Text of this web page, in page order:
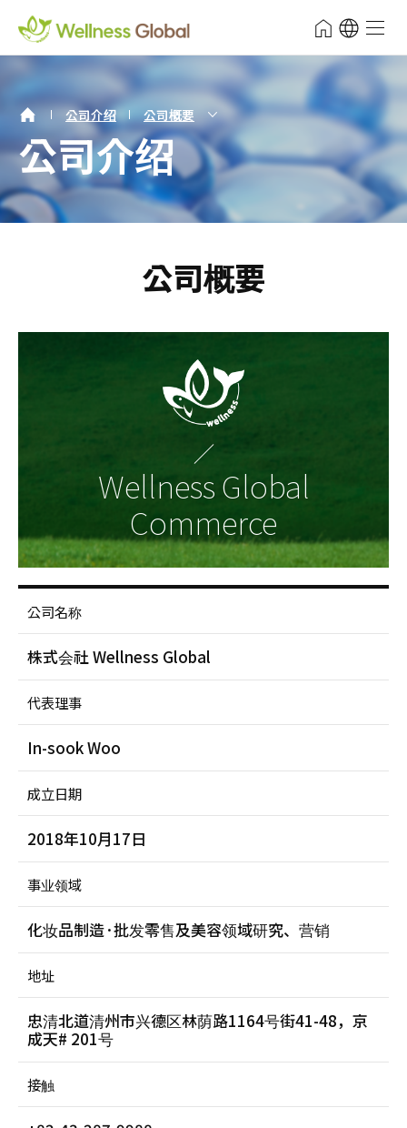
본문 바로가기
주메뉴 바로가기
보조메뉴 바로가기
푸터 바로가기
Wellness Global 전체
서브비주얼 내용시작
보조메뉴公司介绍 公司概要
公司介绍
公司概要
Wellness Global
Commerce
公司概要 : 公司名称, 代表理事, 成立日期, 事业领域, 地址, 接触
公司名称
株式会社 Wellness Global
代表理事
In-sook Woo
成立日期
2018年10月17日
事业领域
化妆品制造·批发零售及美容领域研究、营销
地址
忠清北道清州市兴德区林荫路1164号街41-48，京
成天# 201号
接触